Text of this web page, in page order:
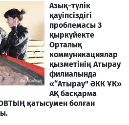
Азық-түлік
қауіпсіздігі
проблемасы 3
қыркүйекте
Орталық
коммуникациялар
қызметінің Атырау
филиалында
«“Атырау" ӘКК ҰК»
АҚ басқарма
қатысумен болған